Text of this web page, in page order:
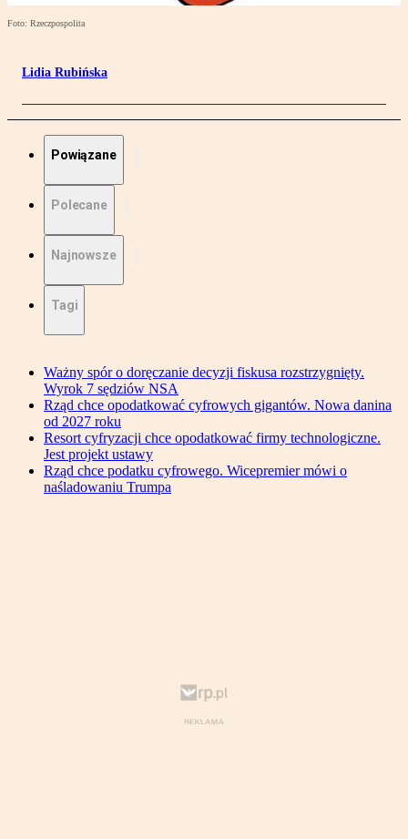
Foto: Rzeczpospolita
Lidia Rubińska
Powiązane
Polecane
Najnowsze
Tagi
Ważny spór o doręczanie decyzji fiskusa rozstrzygnięty.
Wyrok 7 sędziów NSA
Rząd chce opodatkować cyfrowych gigantów. Nowa danina
od 2027 roku
Resort cyfryzacji chce opodatkować firmy technologiczne.
Jest projekt ustawy
Rząd chce podatku cyfrowego. Wicepremier mówi o
naśladowaniu Trumpa